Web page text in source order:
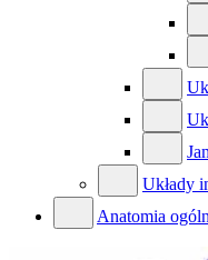
Układy
Anatomia